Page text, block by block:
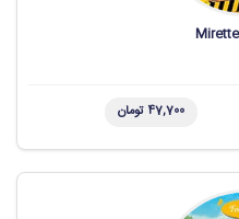
47,700 تومان